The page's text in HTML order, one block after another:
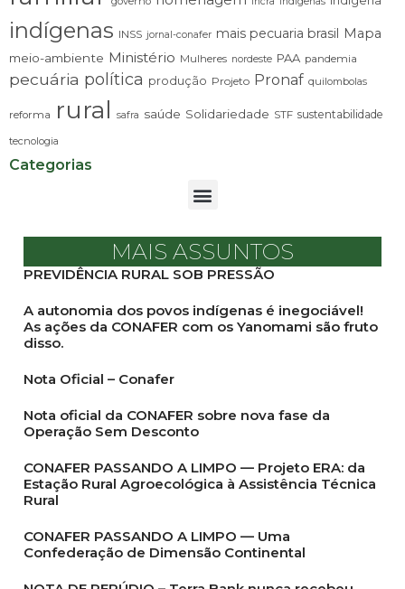
indígenas INSS jornal-conafer mais pecuaria brasil Mapa
meio-ambiente Ministério Mulheres nordeste PAA pandemia
pecuária política produção Projeto Pronaf quilombolas
reforma rural safra saúde Solidariedade STF sustentabilidade
tecnologia
Categorias
MAIS ASSUNTOS
PREVIDÊNCIA RURAL SOB PRESSÃO
A autonomia dos povos indígenas é inegociável!
As ações da CONAFER com os Yanomami são fruto
disso.
Nota Oficial – Conafer
Nota oficial da CONAFER sobre nova fase da
Operação Sem Desconto
CONAFER PASSANDO A LIMPO — Projeto ERA: da
Estação Rural Agroecológica à Assistência Técnica
Rural
CONAFER PASSANDO A LIMPO — Uma
Confederação de Dimensão Continental